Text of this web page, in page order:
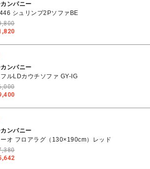
ンパニー
シュリンプ2PソファBE
ンパニー
ルLDカウチソファ GY-IG
ンパニー
オ フロアラグ（130×190cm）レッド